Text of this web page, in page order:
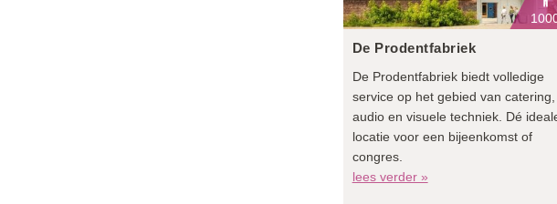
De Prodentfabriek
De Prodentfabriek biedt volledige
service op het gebied van catering,
audio en visuele techniek. Dé
locatie voor een bijeenkomst of
congres.
lees verder »